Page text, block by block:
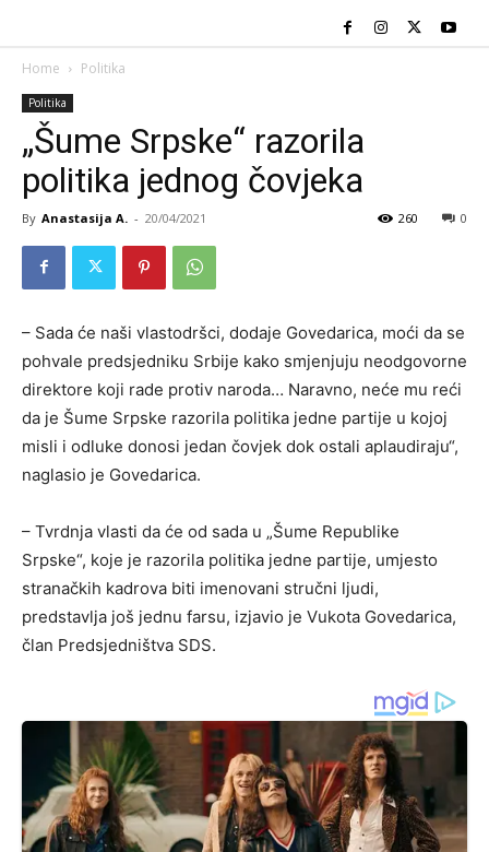
Home Politika
Politika
„Šume Srpske“ razorila
politika jednog čovjeka
By Anastasija A. - 20/04/2021 0
260
– Sada će naši vlastodršci, dodaje Govedarica, moći da se
pohvale predsjedniku Srbije kako smjenjuju neodgovorne
direktore koji rade protiv naroda… Naravno, neće mu reći
da je Šume Srpske razorila politika jedne partije u kojoj
misli i odluke donosi jedan čovjek dok ostali aplaudiraju“,
naglasio je Govedarica.
– Tvrdnja vlasti da će od sada u „Šume Republike
Srpske“, koje je razorila politika jedne partije, umjesto
stranačkih kadrova biti imenovani stručni ljudi,
predstavlja još jednu farsu, izjavio je Vukota Govedarica,
član Predsjedništva SDS.